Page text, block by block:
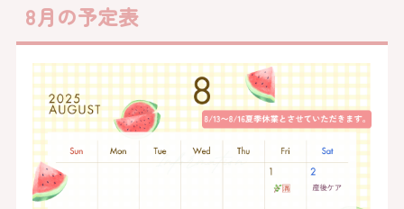
当院について
お問い合わせ
8月の予定表